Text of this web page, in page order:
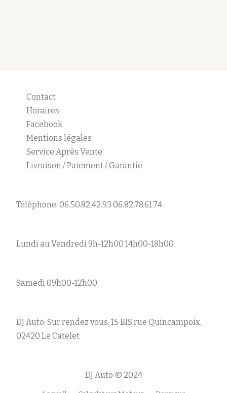
Contact
Horaires
Facebook
Mentions légales
Service Après Vente
Livraison / Paiement / Garantie
Téléphone: 06.50.82.42.93 06.82.78.61.74
Lundi au Vendredi 9h-12h00 14h00-18h00
Samedi 09h00-12h00
DJ Auto: Sur rendez vous, 15 BIS rue Quincampoix,
02420 Le Catelet
DJ Auto © 2024